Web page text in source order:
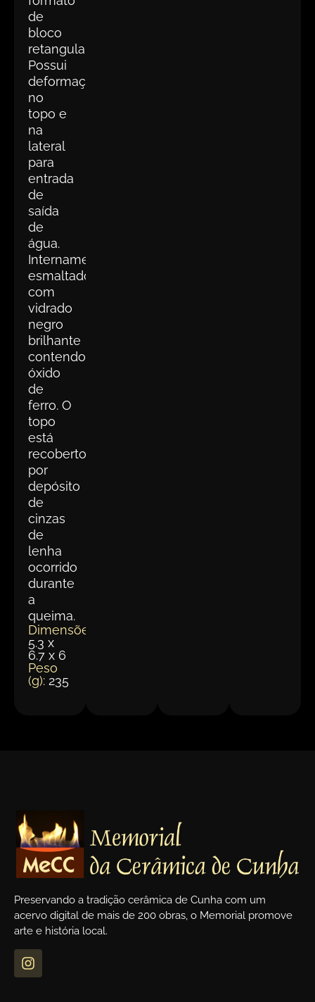
de
bloco
retangular.
Possui
deformação
no
topo e
na
lateral
para
entrada
de
saída
de
água.
Internamente
esmaltado
com
vidrado
negro
brilhante
contendo
óxido
de
ferro. O
topo
está
recoberto
por
depósito
de
cinzas
de
lenha
ocorrido
durante
a
queima.
Dimensões(cm):
5.3 x
6.7 x 6
Peso
(g): 235
Preservando a tradição cerâmica de Cunha com um
acervo digital de mais de 200 obras, o Memorial promove
arte e história local.